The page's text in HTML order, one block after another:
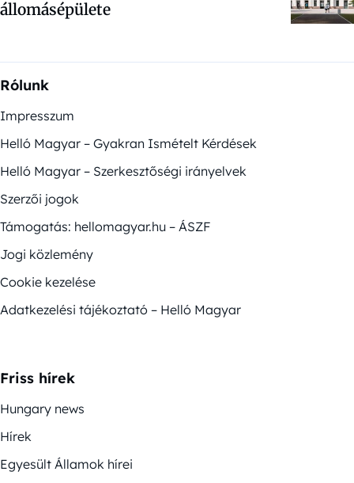
állomásépülete
Rólunk
Impresszum
Helló Magyar – Gyakran Ismételt Kérdések
Helló Magyar – Szerkesztőségi irányelvek
Szerzői jogok
Támogatás: hellomagyar.hu – ÁSZF
Jogi közlemény
Cookie kezelése
Adatkezelési tájékoztató – Helló Magyar
Friss hírek
Hungary news
Hírek
Egyesült Államok hírei